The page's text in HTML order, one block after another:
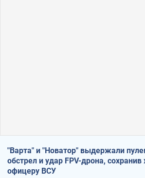
"Варта" и "Новатор" выдержали
обстрел и удар FPV-дрона,
офицеру ВСУ